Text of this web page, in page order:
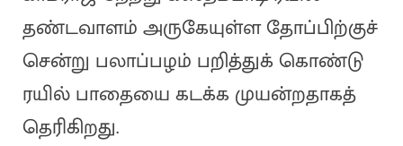
தண்டவாளம் அருகேயுள்ள தோப்பிற்குச்
சென்று பலாப்பழம் பறித்துக் கொண்டு
ரயில் பாதையை கடக்க முயன்றதாகத்
தெரிகிறது.